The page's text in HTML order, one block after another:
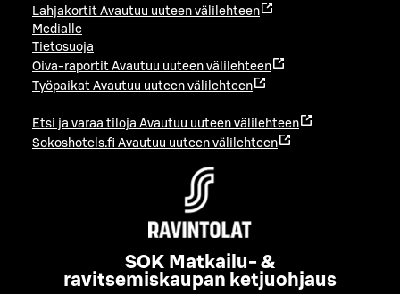
Lahjakortit Avautuu uuteen välilehteen
Medialle
Tietosuoja
Oiva-raportit Avautuu uuteen välilehteen
Työpaikat Avautuu uuteen välilehteen
Etsi ja varaa tiloja Avautuu uuteen välilehteen
Sokoshotels.fi Avautuu uuteen välilehteen
SOK Matkailu- &
ravitsemiskaupan ketjuohjaus